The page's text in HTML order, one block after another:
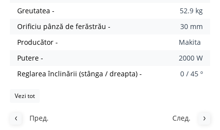
Greutatea -
52.9 kg
Orificiu pânză de ferăstrău -
30 mm
Producător -
Makita
Putere -
2000 W
Reglarea înclinării (stânga / dreapta) -
0 / 45 º
Vezi tot
Пред. След.